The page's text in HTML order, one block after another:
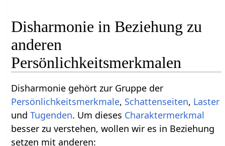
Disharmonie in Beziehung zu
anderen
Persönlichkeitsmerkmalen
Disharmonie gehört zur Gruppe der
Persönlichkeitsmerkmale, Schattenseiten, Laster
undTugenden. Um dieses Charaktermerkmal
besser zu verstehen, wollen wir es in Beziehung
setzen mit anderen: